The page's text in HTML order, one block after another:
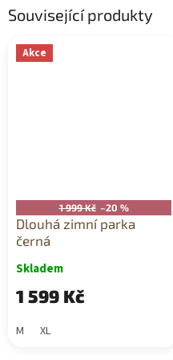
Související produkty
Akce
1 999 Kč –20 %
Dlouhá zimní parka
černá
Skladem
1 599 Kč
M XL